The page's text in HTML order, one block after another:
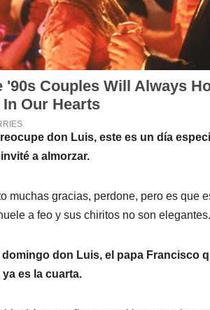
don Luis, este es un día
a almorzar.
muchas gracias, perdone, pero es que
a feo y sus chiritos no son elegantes.
domingo don Luis, el papa Francisco
es la cuarta.